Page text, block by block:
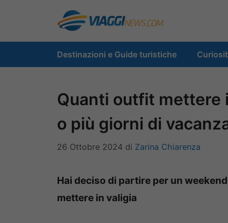
contenuto
Destinazioni e Guide turistiche
Quanti outfit mettere
o più giorni di
26 Ottobre 2024 di Zarina Chiarenza
Hai deciso di partire per un
mettere in valigia